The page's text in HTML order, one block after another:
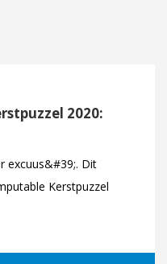
2020:
excuus&#39;. Dit
Kerstpuzzel